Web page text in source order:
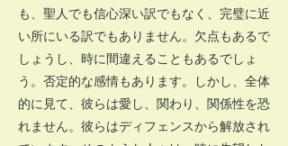
も、聖人でも信心深い訳でもなく、完璧に近
い所にいる訳でもありません。欠点もあるで
しょうし、時に間違えることもあるでしょ
う。否定的な感情もあります。しかし、全体
的に見て、彼らは愛し、関わり、関係性を恐
れません。彼らはディフェンスから解放され